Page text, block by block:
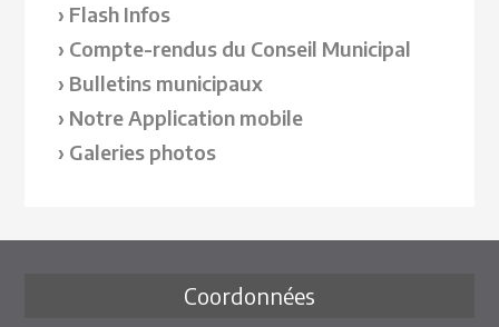
Flash Infos
Compte-rendus du Conseil Municipal
Bulletins municipaux
Notre Application mobile
Galeries photos
Coordonnées